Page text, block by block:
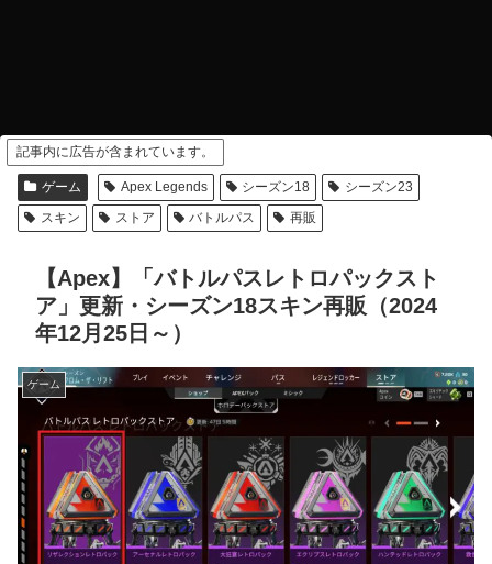
記事内に広告が含まれています。
ゲーム Apex Legends シーズン18
シーズン23
スキン
ストア バトルパス 再販
【Apex】「バトルパスレトロパックスト
ア」更新・シーズン18スキン再販（2024
年12月25日～）
ゲーム